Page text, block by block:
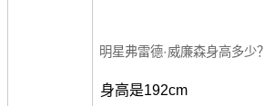
明星弗雷德·威廉森身高多少？
身高是192cm